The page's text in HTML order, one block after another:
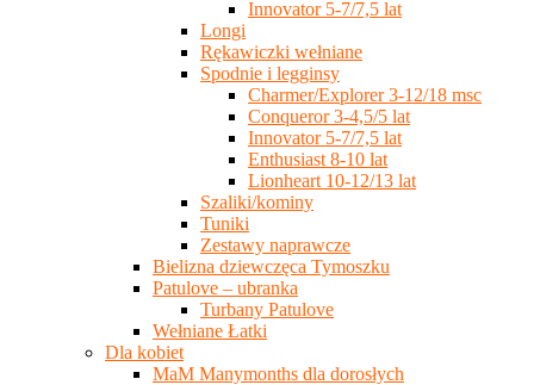
Innovator 5-7/7,5 lat
Longi
Rękawiczki wełniane
Spodnie i legginsy
Charmer/Explorer 3-12/18 msc
Conqueror 3-4,5/5 lat
Innovator 5-7/7,5 lat
Enthusiast 8-10 lat
Lionheart 10-12/13 lat
Szaliki/kominy
Tuniki
Zestawy naprawcze
Bielizna dziewczęca Tymoszku
Patulove – ubranka
Turbany Patulove
Wełniane Łatki
Dla kobiet
MaM Manymonths dla dorosłych